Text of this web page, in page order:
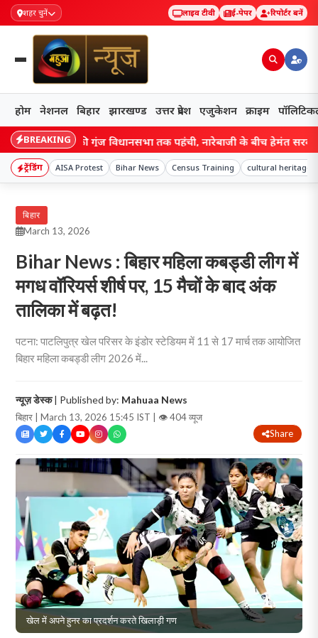
शहर चुनें लाइव टीवी ई-पेपर रिपोर्टर बनें
होम नेशनल बिहार झारखण्ड उत्तर प्रदेश एजुकेशन क्राइम
BREAKING
की गूंज विधानसभा तक पहुंची, नारेबाजी के बीच हेमंत सरकार ने पेश
ट्रेंडिंग AISA Protest Bihar News Census Training cultural heritage
बिहार
March 13, 2026
Bihar News : बिहार महिला कबड्डी लीग में
मगध वॉरियर्स शीर्ष पर, 15 मैचों के बाद अंक
तालिका में बढ़त!
पटना: पाटलिपुत्र खेल परिसर के इंडोर स्टेडियम में 11 से 17 मार्च तक आयोजित
बिहार महिला कबड्डी लीग 2026 में...
न्यूज़ डेस्क| Published by: Mahuaa News
बिहार | March 13, 2026 15:45 IST | 👁 404 व्यूज
Share
खेल में अपने हुनर का प्रदर्शन करते खिलाड़ी गण